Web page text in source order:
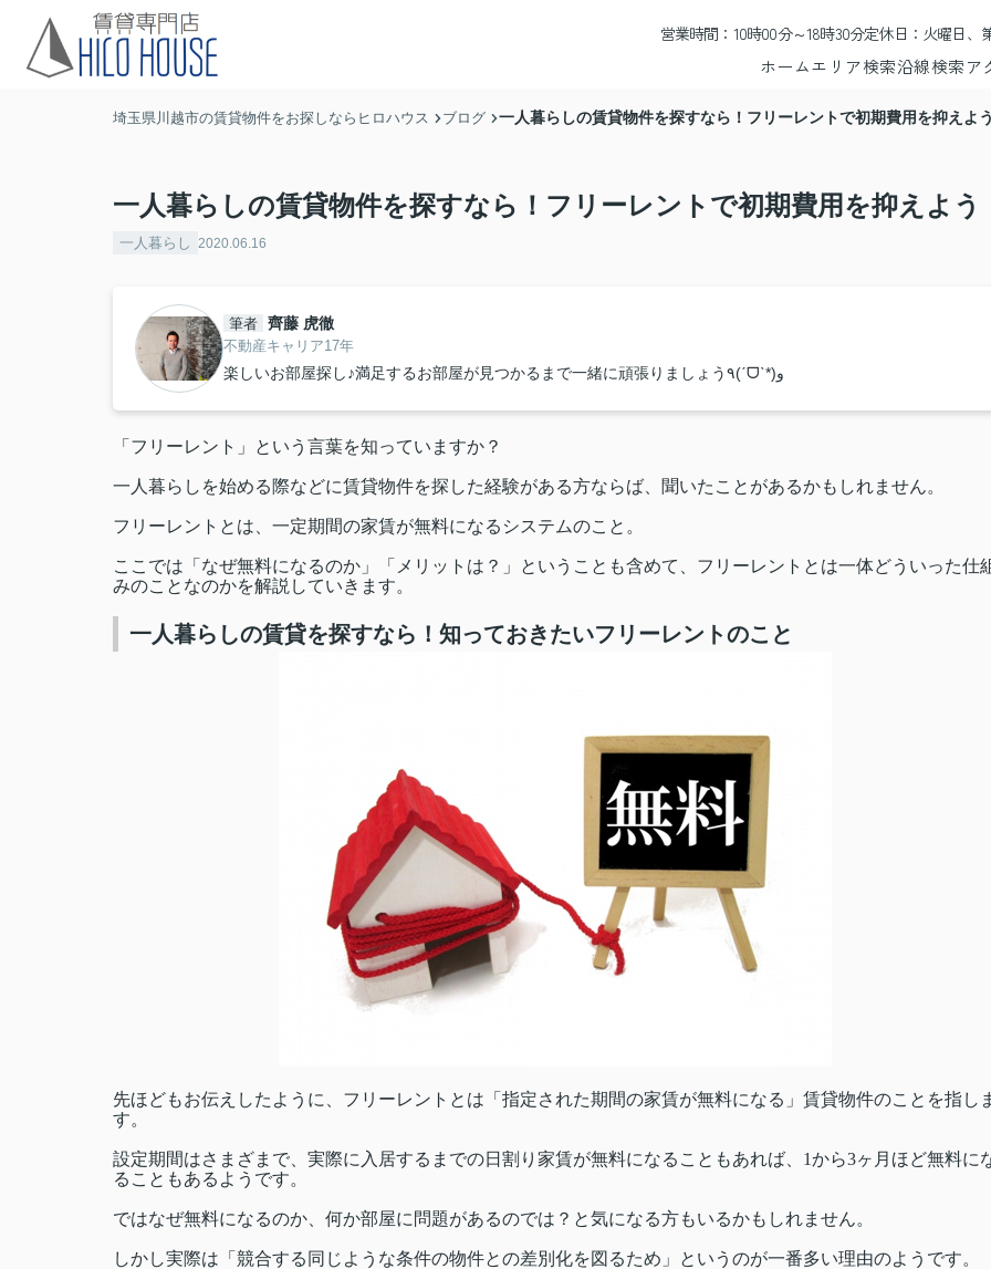
営業時間：10時00分～18時30分定休日：火曜日、
ホームエリア検索沿線検索ア
埼玉県川越市の賃貸物件をお探しならヒロハウス ブログ 一人暮らしの賃貸物件を探すなら！フリーレントで初期費用を抑えよ
一人暮らしの賃貸物件を探すなら！フリーレントで初期費用を抑えよう
一人暮らし 2020.06.16
筆者 齊藤 虎徹
不動産キャリア17年
楽しいお部屋探し♪満足するお部屋が見つかるまで一緒に頑張りましょう٩(ˊᗜˋ*)و
「フリーレント」という言葉を知っていますか？
一人暮らしを始める際などに賃貸物件を探した経験がある方ならば、聞いたことがあるかもしれません。
フリーレントとは、一定期間の家賃が無料になるシステムのこと。
ここでは「なぜ無料になるのか」「メリットは？」ということも含めて、フリーレントとは一体どういった仕
みのことなのかを解説していきます。
一人暮らしの賃貸を探すなら！知っておきたいフリーレントのこと
先ほどもお伝えしたように、フリーレントとは「指定された期間の家賃が無料になる」賃貸物件のことを指し
す。
設定期間はさまざまで、実際に入居するまでの日割り家賃が無料になることもあれば、1から3ヶ月ほど無料に
ることもあるようです。
ではなぜ無料になるのか、何か部屋に問題があるのでは？と気になる方もいるかもしれません。
しかし実際は「競合する同じような条件の物件との差別化を図るため」というのが一番多い理由のようです。